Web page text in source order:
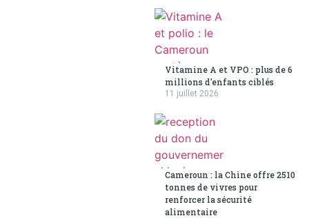
Vitamine A et VPO : plus de 6
millions d'enfants ciblés
11 juillet 2026
Cameroun : la Chine offre 2510
tonnes de vivres pour
renforcer la sécurité
alimentaire